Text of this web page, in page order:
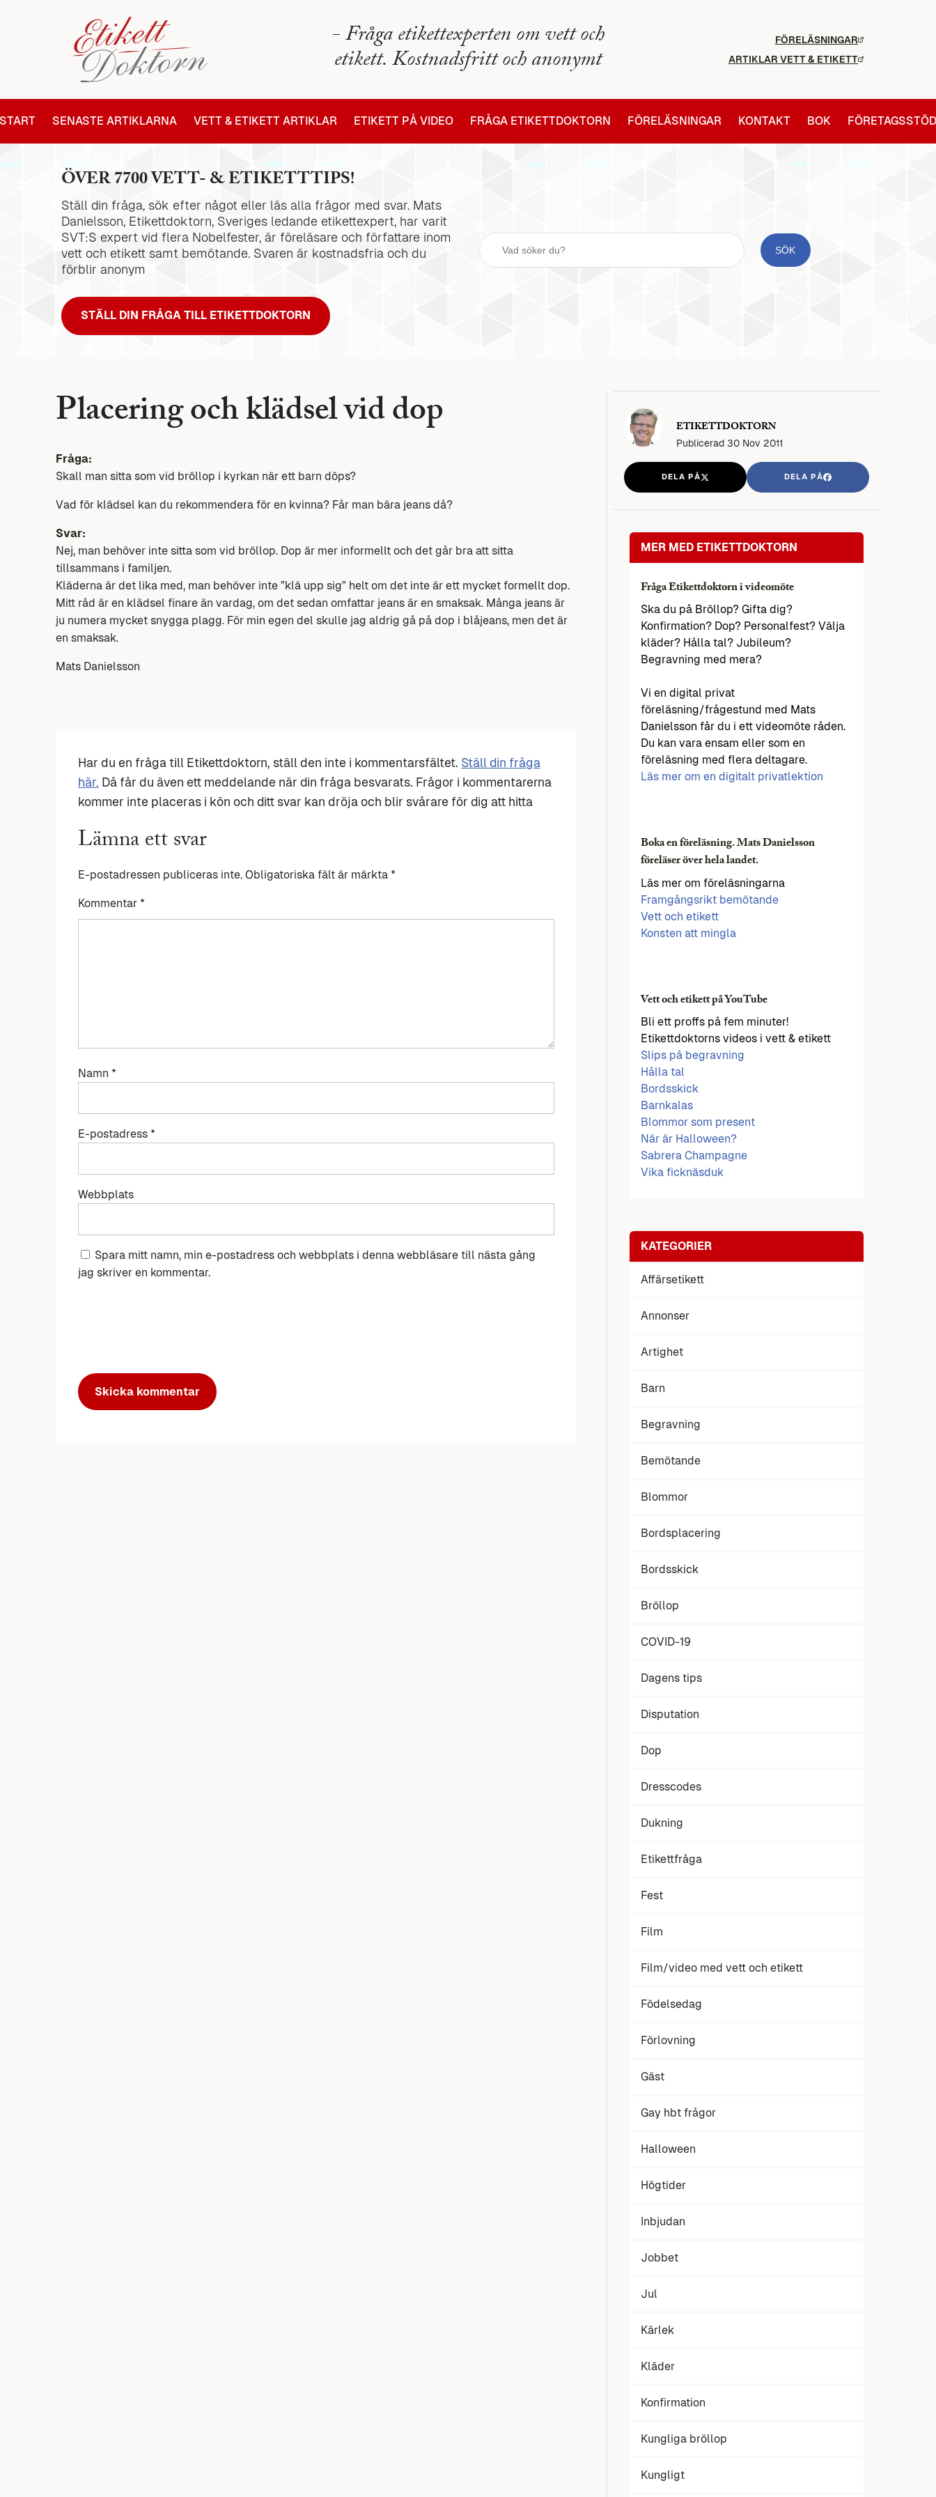
- Fråga etikettexperten om vett och
etikett. Kostnadsfritt och anonymt
FÖRELÄSNINGAR
ARTIKLAR VETT & ETIKETT
START SENASTE ARTIKLARNA VETT & ETIKETT ARTIKLAR ETIKETT PÅ VIDEO FRÅGA ETIKETTDOKTORN FÖRELÄSNINGAR KONTAKT BOK FÖRETAGSSTÖD
ÖVER 7700 VETT- & ETIKETTTIPS!
Ställ din fråga, sök efter något eller läs alla frågor med svar. Mats
Danielsson, Etikettdoktorn, Sveriges ledande etikettexpert, har varit
SVT:S expert vid flera Nobelfester, är föreläsare och författare inom
vett och etikett samt bemötande. Svaren är kostnadsfria och du
förblir anonym
STÄLL DIN FRÅGA TILL ETIKETTDOKTORN
Placering och klädsel vid dop
Fråga:
Skall man sitta som vid bröllop i kyrkan när ett barn döps?
Vad för klädsel kan du rekommendera för en kvinna? Får man bära jeans då?
Svar:
Nej, man behöver inte sitta som vid bröllop. Dop är mer informellt och det går bra att sitta
tillsammans i familjen.
Kläderna är det lika med, man behöver inte ”klä upp sig” helt om det inte är ett mycket formellt dop.
Mitt råd är en klädsel finare än vardag, om det sedan omfattar jeans är en smaksak. Många jeans är
ju numera mycket snygga plagg. För min egen del skulle jag aldrig gå på dop i blåjeans, men det är
en smaksak.
Mats Danielsson
Har du en fråga till Etikettdoktorn, ställ den inte i kommentarsfältet. Ställ din fråga
här. Då får du även ett meddelande när din fråga besvarats. Frågor i kommentarerna
kommer inte placeras i kön och ditt svar kan dröja och blir svårare för dig att hitta
Lämna ett svar
E-postadressen publiceras inte. Obligatoriska fält är märkta *
Kommentar *
Namn *
E-postadress *
Webbplats
Spara mitt namn, min e-postadress och webbplats i denna webbläsare till nästa gång
jag skriver en kommentar.
ETIKETTDOKTORN
Publicerad 30 Nov 2011
DELA PÅ DELA PÅ
MER MED ETIKETTDOKTORN
Fråga Etikettdoktorn i videomöte
Ska du på Bröllop? Gifta dig?
Konfirmation? Dop? Personalfest? Välja
kläder? Hålla tal? Jubileum?
Begravning med mera?
Vi en digital privat
föreläsning/frågestund med Mats
Danielsson får du i ett videomöte råden.
Du kan vara ensam eller som en
föreläsning med flera deltagare.
Läs mer om en digitalt privatlektion
Boka en föreläsning. Mats Danielsson
föreläser över hela landet.
Läs mer om föreläsningarna
Framgångsrikt bemötande
Vett och etikett
Konsten att mingla
Vett och etikett på YouTube
Bli ett proffs på fem minuter!
Etikettdoktorns videos i vett & etikett
Slips på begravning
Hålla tal
Bordsskick
Barnkalas
Blommor som present
När är Halloween?
Sabrera Champagne
Vika ficknäsduk
KATEGORIER
Affärsetikett
Annonser
Artighet
Barn
Begravning
Bemötande
Blommor
Bordsplacering
Bordsskick
Bröllop
COVID-19
Dagens tips
Disputation
Dop
Dresscodes
Dukning
Etikettfråga
Fest
Film
Film/video med vett och etikett
Födelsedag
Förlovning
Gäst
Gay hbt frågor
Halloween
Högtider
Inbjudan
Jobbet
Jul
Kärlek
Kläder
Konfirmation
Kungliga bröllop
Kungligt